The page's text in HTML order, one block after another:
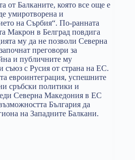
от Балканите, която все още е
умиротворена и
на Сърбия“. По-ранната
Макрон в Белград повдига
му да не позволи Северна
преговори за
и публичните му
съюз с Русия от страна на ЕС.
евроинтеграция, успешните
сръбски политики и
Северна Македония в ЕС
България да
на Западните Балкани.